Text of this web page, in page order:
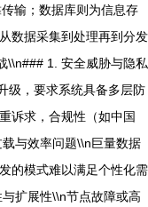
输；数据库则为信息存
数据采集到处理再到分发
\\n### 1. 安全威胁与隐私
级，要求系统具备多层防
诉求，合规性（如中国
与效率问题\\n巨量数据
的模式难以满足个性化需
扩展性\\n节点故障或高